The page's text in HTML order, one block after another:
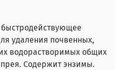
удаления почвенных,
водорастворимых общих
Содержит энзимы.